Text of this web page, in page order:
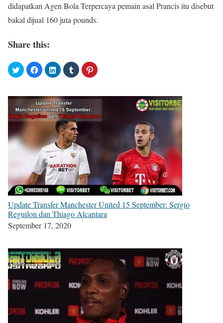
didapatkan Agen Bola Terpercaya pemain asal Prancis itu disebut
bakal dijual 160 juta pounds.
Share this:
Update Transfer Manchester United 15 September: Sergio
Reguilon dan Thiago Alcantara
September 17, 2020